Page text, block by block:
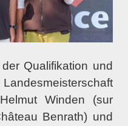
Qualifikation und
Winden (sur
Benrath) und